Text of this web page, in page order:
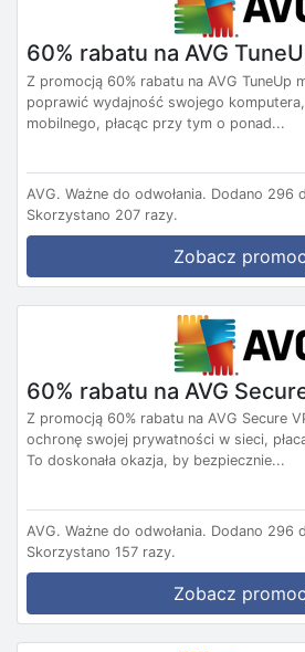
60% rabatu na AVG
Z promocją 60% rabatu na AVG TuneUp
poprawić wydajność swojego
mobilnego, płacąc przy tym o ponad...
AVG. Ważne do odwołania. Dodano 296
Skorzystano 207 razy.
Zobacz
60% rabatu na AVG
Z promocją 60% rabatu na AVG Secure
ochronę swojej prywatności w sieci,
To doskonała okazja, by bezpiecznie...
AVG. Ważne do odwołania. Dodano 296
Skorzystano 157 razy.
Zobacz